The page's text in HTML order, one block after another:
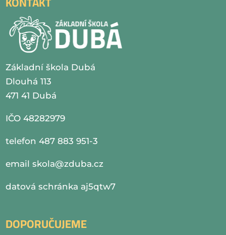
Základní škola Dubá
Dlouhá 113
471 41 Dubá
IČO 48282979
telefon 487 883 951-3
emailskola@zduba.cz
datová schránka aj5qtw7
DOPORUČUJEME